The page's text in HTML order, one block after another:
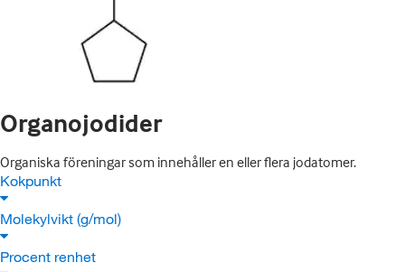
Organojodider
Organiska föreningar som innehåller en eller flera jodatomer.
Kokpunkt
Molekylvikt (g/mol)
Procent renhet